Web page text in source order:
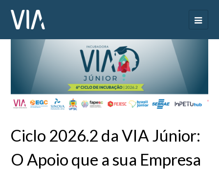
Ciclo 2026.2 da VIA Júnior:
O Apoio que a sua Empresa